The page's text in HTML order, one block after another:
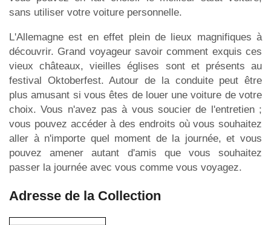
sans utiliser votre voiture personnelle.
L'Allemagne est en effet plein de lieux magnifiques à
découvrir. Grand voyageur savoir comment exquis ces
vieux châteaux, vieilles églises sont et présents au
festival Oktoberfest. Autour de la conduite peut être
plus amusant si vous êtes de louer une voiture de votre
choix. Vous n'avez pas à vous soucier de l'entretien ;
vous pouvez accéder à des endroits où vous souhaitez
aller à n'importe quel moment de la journée, et vous
pouvez amener autant d'amis que vous souhaitez
passer la journée avec vous comme vous voyagez.
Adresse de la Collection